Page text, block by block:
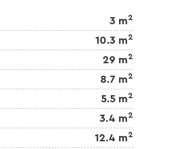
3 m2
10.3 m2
29 m2
8.7 m2
5.5 m2
3.4 m2
12.4 m2